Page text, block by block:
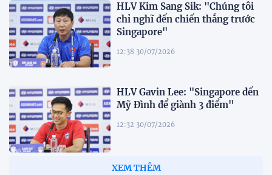
HLV Kim Sang Sik: "Chúng tôi
chỉ nghĩ đến chiến thắng trước
Singapore"
12:38 30/07/2026
HLV Gavin Lee: "Singapore đến
Mỹ Đình để giành 3 điểm"
12:32 30/07/2026